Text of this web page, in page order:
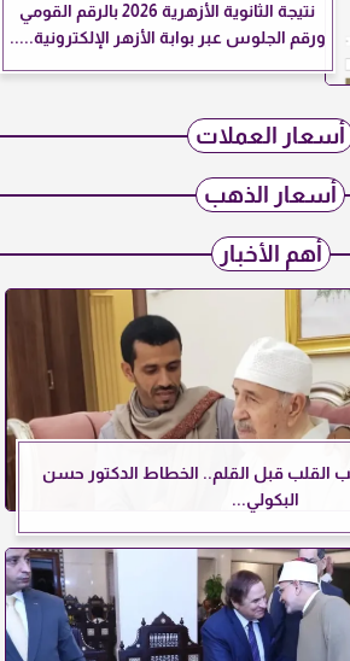
نتيجة الثانوية الأزهرية 2026 بالرقم القومي
ورقم الجلوس عبر بوابة الأزهر الإلكترونية.....
أسعار العملات
أسعار الذهب
أهم الأخبار
القلب قبل القلم.. الخطاط الدكتور حسن
البكولي...